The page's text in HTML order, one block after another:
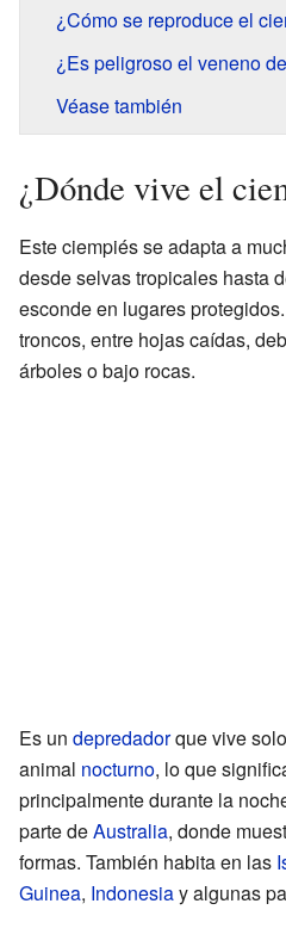
¿Cómo se reproduce el
¿Es peligroso el veneno
Véase también
¿Dónde vive el
Este ciempiés se adapta a
desde selvas tropicales hasta
esconde en lugares
troncos, entre hojas caídas,
árboles o bajo rocas.
Es un depredadorque vive
animal nocturno, lo que
principalmente durante la
parte deAustralia, donde
formas. También habita en las
Guinea, Indonesiay algunas